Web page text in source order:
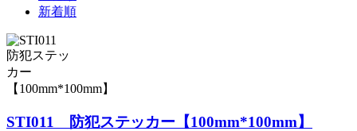
新着順
STI011 防犯ステッカー【100mm*100mm】